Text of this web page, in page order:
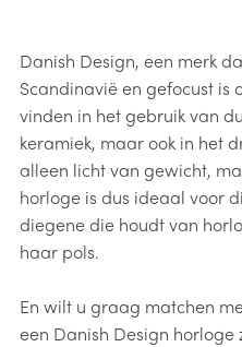
Danish Design, een merk
Scandinavië en gefocust is
vinden in het gebruik van
keramiek, maar ook in het
alleen licht van gewicht,
horloge is dus ideaal voor
diegene die houdt van
haar pols.
En wilt u graag matchen
een Danish Design